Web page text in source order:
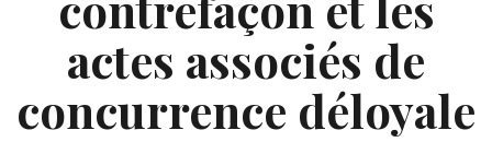
actes associés de
concurrence déloyale